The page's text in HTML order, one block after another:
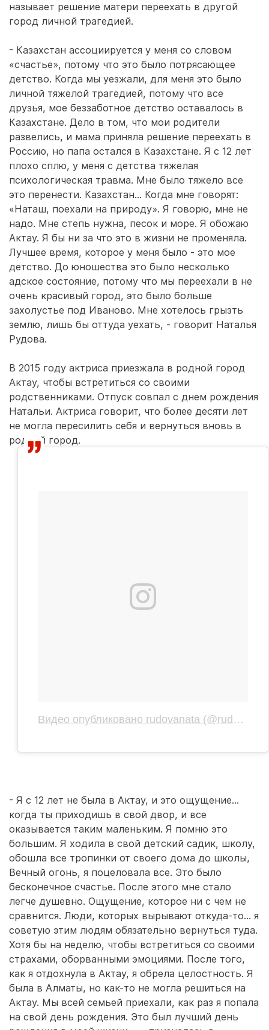
называет решение матери переехать в другой
город личной трагедией.
- Казахстан ассоциируется у меня со словом
«счастье», потому что это было потрясающее
детство. Когда мы уезжали, для меня это было
личной тяжелой трагедией, потому что все
друзья, мое беззаботное детство оставалось в
Казахстане. Дело в том, что мои родители
развелись, и мама приняла решение переехать в
Россию, но папа остался в Казахстане. Я с 12 лет
плохо сплю, у меня с детства тяжелая
психологическая травма. Мне было тяжело все
это перенести. Казахстан… Когда мне говорят:
«Наташ, поехали на природу». Я говорю, мне не
надо. Мне степь нужна, песок и море. Я обожаю
Актау. Я бы ни за что это в жизни не променяла.
Лучшее время, которое у меня было - это мое
детство. До юношества это было несколько
адское состояние, потому что мы переехали в не
очень красивый город, это было больше
захолустье под Иваново. Мне хотелось грызть
землю, лишь бы оттуда уехать, - говорит Наталья
Рудова.
В 2015 году актриса приезжала в родной город
Актау, чтобы встретиться со своими
родственниками. Отпуск совпал с днем рождения
Натальи. Актриса говорит, что более десяти лет
не могла пересилить себя и вернуться вновь в
родной город.
Видео опубликовано rudovanata (@rudovanata)
- Я с 12 лет не была в Актау, и это ощущение…
когда ты приходишь в свой двор, и все
оказывается таким маленьким. Я помню это
большим. Я ходила в свой детский садик, школу,
обошла все тропинки от своего дома до школы,
Вечный огонь, я поцеловала все. Это было
бесконечное счастье. После этого мне стало
легче душевно. Ощущение, которое ни с чем не
сравнится. Люди, которых вырывают откуда-то… я
советую этим людям обязательно вернуться туда.
Хотя бы на неделю, чтобы встретиться со своими
страхами, оборванными эмоциями. После того,
как я отдохнула в Актау, я обрела целостность. Я
была в Алматы, но как-то не могла решиться на
Актау. Мы всей семьей приехали, как раз я попала
на свой день рождения. Это был лучший день